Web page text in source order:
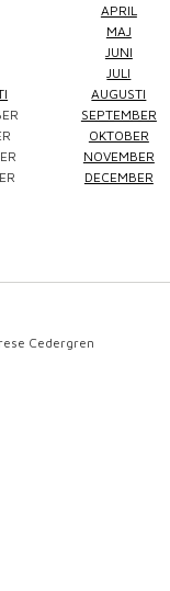
APRIL
MAJ
JUNI
JULI
AUGUSTI
SEPTEMBER
OKTOBER
NOVEMBER
DECEMBER
Cedergren